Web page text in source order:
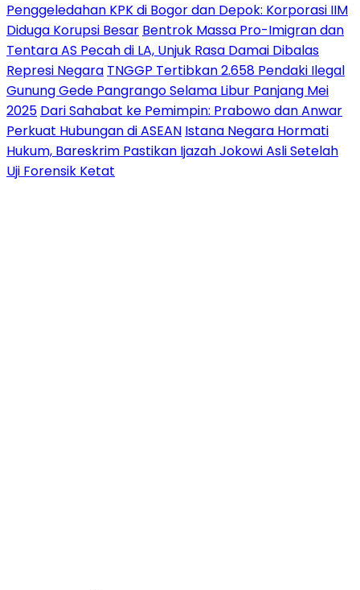
Penggeledahan KPK di Bogor dan Depok: Korporasi IIM
Diduga Korupsi Besar Bentrok Massa Pro-Imigran dan
Tentara AS Pecah di LA, Unjuk Rasa Damai Dibalas
Represi Negara TNGGP Tertibkan 2.658 Pendaki Ilegal
Gunung Gede Pangrango Selama Libur Panjang Mei
2025 Dari Sahabat ke Pemimpin: Prabowo dan Anwar
Perkuat Hubungan di ASEAN Istana Negara Hormati
Hukum, Bareskrim Pastikan Ijazah Jokowi Asli Setelah
Uji Forensik Ketat